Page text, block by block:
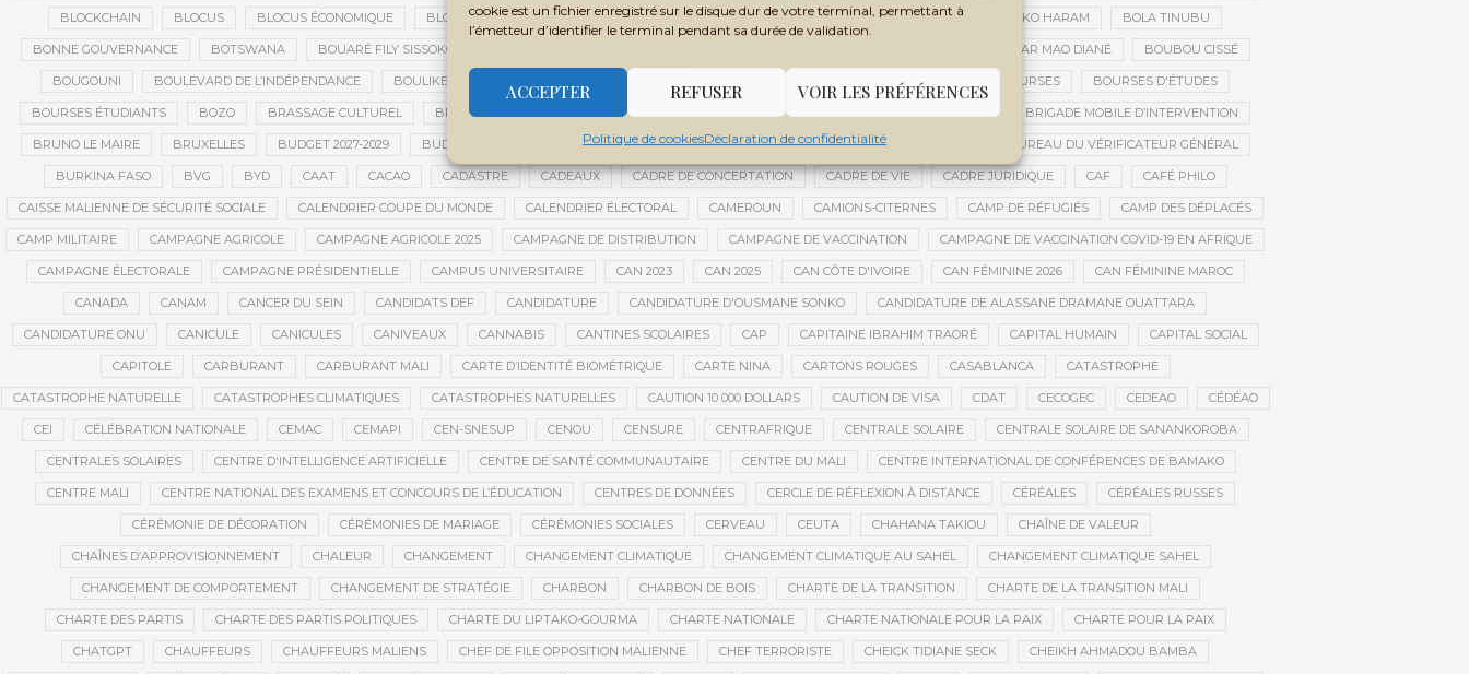
cookie est un fichier enregistré sur le disque dur de votre terminal, permettant à
l’émetteur d’identifier le terminal pendant sa durée de validation.
ACCEPTER REFUSER VOIR LES PRÉFÉRENCES
Politique de cookiesDéclaration de confidentialité
BLOCKCHAIN BLOCUS BLOCUS ÉCONOMIQUE BLOGING BNDA BOAD BOBO-DIOULASSO BOGOLAN BOKAR BIRO BOKO HARAM BOLA TINUBU
BONNE GOUVERNANCE BOTSWANA BOUARÉ FILY SISSOKO BOUBACAR MAO DIANÉ BOUBOU CISSÉ
BOUGOUNI BOULEVARD DE L’INDÉPENDANCE BOULIKESSI BOURÉMA KANSAYE BOURSES BOURSES D'ÉTUDES
BOURSES ÉTUDIANTS BOZO BRASSAGE CULTUREL BRÉMA ELY DICKO BRICE OLIGUI NGUEMA BRIGADE MOBILE D’INTERVENTION
BRUNO LE MAIRE BRUXELLES BUDGET 2027-2029 BUDGET AGRICOLE BUDGET DE LA PRÉSIDENCE BUDGET NATIONAL BUREAU DU VÉRIFICATEUR GÉNÉRAL
BURKINA FASO BVG BYD CAAT CACAO CADASTRE CADEAUX CADRE DE CONCERTATION CADRE DE VIE CADRE JURIDIQUE CAF CAFÉ PHILO
CAISSE MALIENNE DE SÉCURITÉ SOCIALE CALENDRIER COUPE DU MONDE CALENDRIER ÉLECTORAL CAMEROUN CAMIONS-CITERNES CAMP DE RÉFUGIÉS CAMP DES DÉPLACÉS
CAMP MILITAIRE CAMPAGNE AGRICOLE CAMPAGNE AGRICOLE 2025 CAMPAGNE DE DISTRIBUTION CAMPAGNE DE VACCINATION CAMPAGNE DE VACCINATION COVID-19 EN AFRIQUE
CAMPAGNE ÉLECTORALE CAMPAGNE PRÉSIDENTIELLE CAMPUS UNIVERSITAIRE CAN 2023 CAN 2025 CAN CÔTE D'IVOIRE CAN FÉMININE 2026 CAN FÉMININE MAROC
CANADA CANAM CANCER DU SEIN CANDIDATS DEF CANDIDATURE CANDIDATURE D'OUSMANE SONKO CANDIDATURE DE ALASSANE DRAMANE OUATTARA
CANDIDATURE ONU CANICULE CANICULES CANIVEAUX CANNABIS CANTINES SCOLAIRES CAP CAPITAINE IBRAHIM TRAORÉ CAPITAL HUMAIN CAPITAL SOCIAL
CAPITOLE CARBURANT CARBURANT MALI CARTE D’IDENTITÉ BIOMÉTRIQUE CARTE NINA CARTONS ROUGES CASABLANCA CATASTROPHE
CATASTROPHE NATURELLE CATASTROPHES CLIMATIQUES CATASTROPHES NATURELLES CAUTION 10 000 DOLLARS CAUTION DE VISA CDAT CECOGEC CEDEAO CÉDÉAO
CEI CÉLÉBRATION NATIONALE CEMAC CEMAPI CEN-SNESUP CENOU CENSURE CENTRAFRIQUE CENTRALE SOLAIRE CENTRALE SOLAIRE DE SANANKOROBA
CENTRALES SOLAIRES CENTRE D'INTELLIGENCE ARTIFICIELLE CENTRE DE SANTÉ COMMUNAUTAIRE CENTRE DU MALI CENTRE INTERNATIONAL DE CONFÉRENCES DE BAMAKO
CENTRE MALI CENTRE NATIONAL DES EXAMENS ET CONCOURS DE L’ÉDUCATION CENTRES DE DONNÉES CERCLE DE RÉFLEXION À DISTANCE CÉRÉALES CÉRÉALES RUSSES
CÉRÉMONIE DE DÉCORATION CÉRÉMONIES DE MARIAGE CÉRÉMONIES SOCIALES CERVEAU CEUTA CHAHANA TAKIOU CHAÎNE DE VALEUR
CHAÎNES D’APPROVISIONNEMENT CHALEUR CHANGEMENT CHANGEMENT CLIMATIQUE CHANGEMENT CLIMATIQUE AU SAHEL CHANGEMENT CLIMATIQUE SAHEL
CHANGEMENT DE COMPORTEMENT CHANGEMENT DE STRATÉGIE CHARBON CHARBON DE BOIS CHARTE DE LA TRANSITION CHARTE DE LA TRANSITION MALI
CHARTE DES PARTIS CHARTE DES PARTIS POLITIQUES CHARTE DU LIPTAKO-GOURMA CHARTE NATIONALE CHARTE NATIONALE POUR LA PAIX CHARTE POUR LA PAIX
CHATGPT CHAUFFEURS CHAUFFEURS MALIENS CHEF DE FILE OPPOSITION MALIENNE CHEF TERRORISTE CHEICK TIDIANE SECK CHEIKH AHMADOU BAMBA